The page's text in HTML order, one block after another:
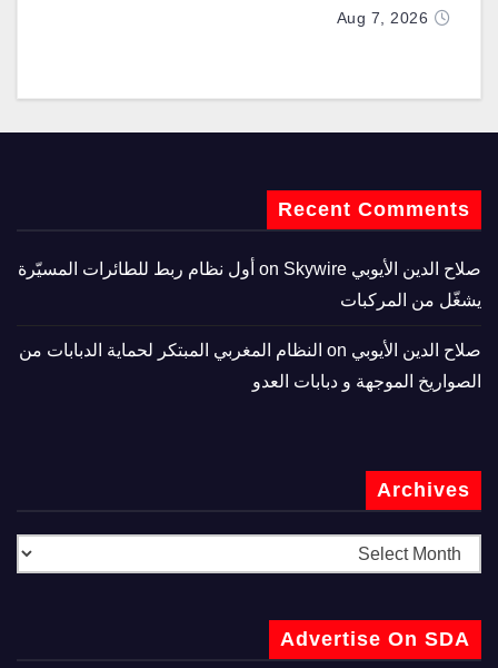
Aug 7, 2026
Recent Comments
صلاح الدين الأيوبي
Skywire أول نظام ربط للطائرات المسيّرة
يشغّل من المركبات
صلاح الدين الأيوبي
النظام المغربي المبتكر لحماية الدبابات من
الصواريخ الموجهة و دبابات العدو
Archives
Advertise On SDA